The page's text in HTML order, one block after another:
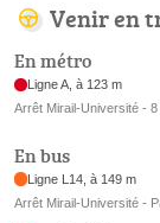
Venir en
En métro
Ligne A, à 123 m
Arrêt Mirail-Université -
En bus
Ligne L14, à 149 m
Arrêt Mirail-Université -